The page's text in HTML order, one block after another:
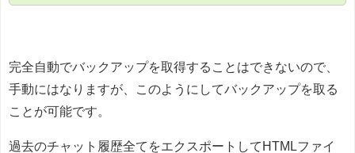
完全自動でバックアップを取得することはできないので、
手動にはなりますが、このようにしてバックアップを取る
ことが可能です。
過去のチャット履歴全てをエクスポートしてHTMLファイ